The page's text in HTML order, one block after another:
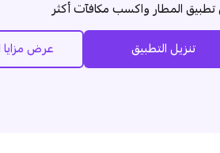
المطار واكسب مكافآت أكثر
تنزيل التطبيق عرض